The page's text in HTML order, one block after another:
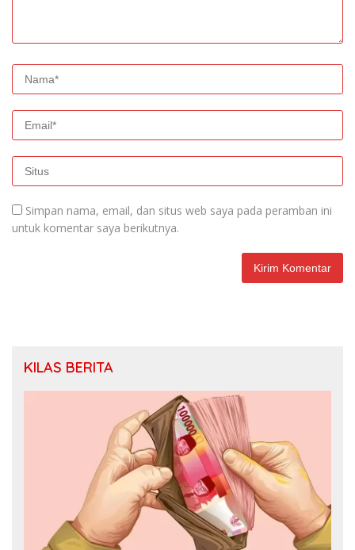
Simpan nama, email, dan situs web saya pada peramban ini
untuk komentar saya berikutnya.
KILAS BERITA